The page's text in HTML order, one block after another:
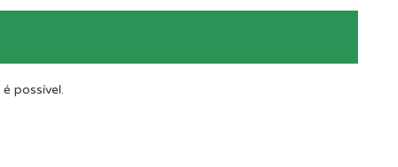
possível.